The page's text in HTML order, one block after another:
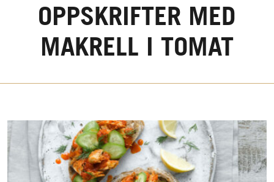
OPPSKRIFTER MED
MAKRELL I TOMAT